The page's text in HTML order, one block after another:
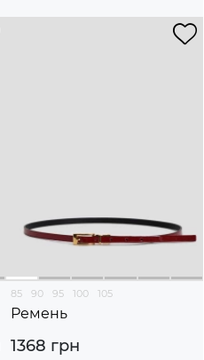
85 90 95 100 105
Ремень
1368 грн